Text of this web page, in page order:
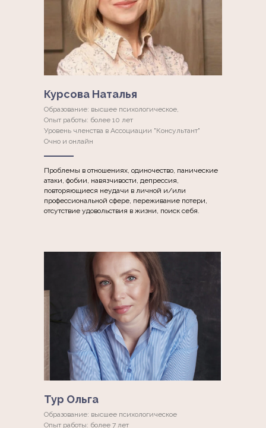
Курсова Наталья
Образование: высшее психологическое,
Опыт работы: более 10 лет
Уровень членства в Ассоциации "Консультант"
Очно и онлайн
Проблемы в отношениях, одиночество, панические
атаки, фобии, навязчивости, депрессия,
повторяющиеся неудачи в личной и/или
профессиональной сфере, переживание потери,
отсутствие удовольствия в жизни, поиск себя.
Тур Ольга
Образование: высшее психологическое
Опыт работы: более 7 лет